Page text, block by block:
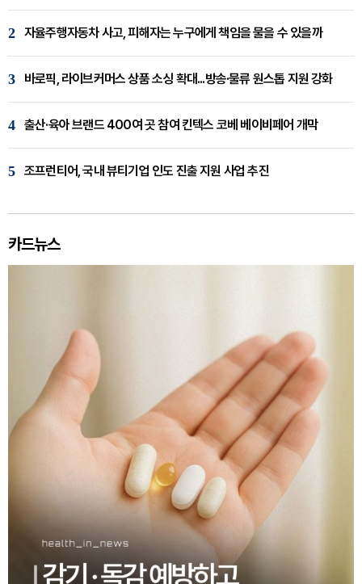
2 자율주행자동차 사고, 피해자는 누구에게 책임을 물을 수 있을까
3 바로픽, 라이브커머스 상품 소싱 확대...방송·물류 원스톱 지원 강화
4 출산·육아 브랜드 400여 곳 참여 킨텍스 코베 베이비페어 개막
5 조프런티어, 국내 뷰티기업 인도 진출 지원 사업 추진
카드뉴스